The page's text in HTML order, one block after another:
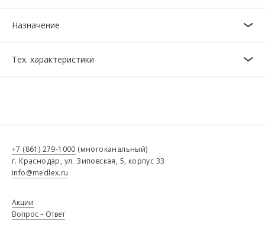
Назначение
Тех. характеристики
+7 (861) 279-1000 (многоканальный)
г. Краснодар, ул. Зиповская, 5, корпус 33
info@medlex.ru
Акции
Вопрос – Ответ